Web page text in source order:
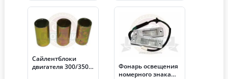
Сайлентблоки
двигателя 300/350
Фонарь освещения
номерного знака